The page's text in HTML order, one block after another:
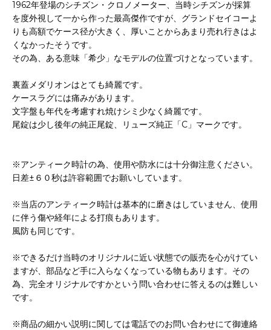
1962年登場のシチズン・クロノメーター、当時シチズンが採算
を度外視して一から作った最高傑作ですが、グランドセイコーよ
りも高額でケース径が大きく、厚いことからあまり売れ行きはよ
くなかったそうです。
その為、ある意味「希少」なモデルの位置づけとなっています。
裏蓋メダリオンはとても綺麗です。
ケースラグには痛みがあります。
文字盤も年代を考慮すれ焼けシミ少なく綺麗です。
尾錠は少し後年の純正尾錠、リューズ純正「C」マークです。
※アンティーク時計の為、使用や防水には十分御注意ください。
日差±６０秒は許容範囲でお願いしています。
※当店のアンティーク時計は基本的に磨きはしていません、使用
に伴う傷や経年による打痕もあります。
風防も同じです。
※できるだけ当時のオリジナルに近い状態での販売を心がけてい
ますが、部品など手に入らなくなっている物もあります。その
為、完全オリジナルですかという問い合わせに答えるのは難しい
です。
※商品の細かい説明に関しては電話でのお問い合わせにて御連絡